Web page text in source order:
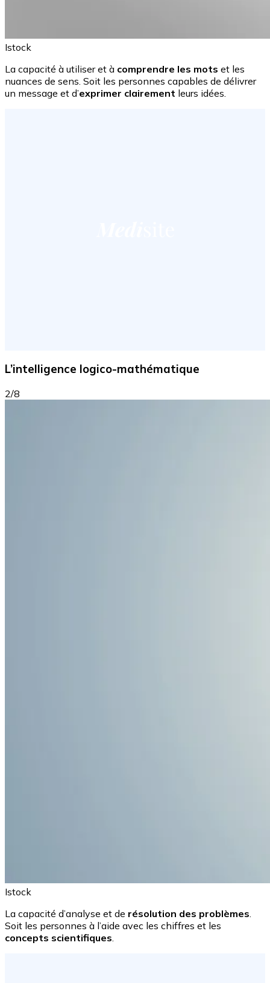
Istock
La capacité à utiliser et à comprendre les mots et les
nuances de sens. Soit les personnes capables de délivrer
un message et d’exprimer clairement leurs idées.
L’intelligence logico-mathématique
2/8
Istock
La capacité d’analyse et de résolution des problèmes
Soit les personnes à l’aide avec les chiffres et les
concepts scientifiques